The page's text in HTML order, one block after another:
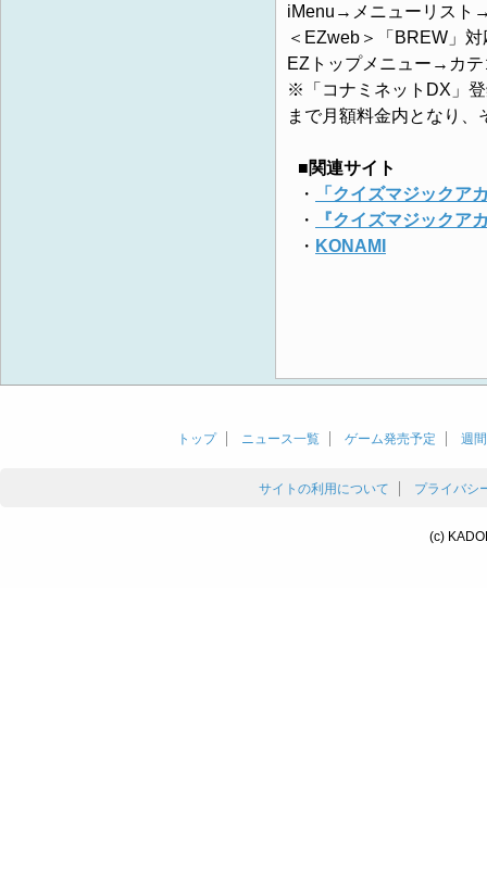
iMenu→メニューリスト
＜EZweb＞「BREW」対
EZトップメニュー→カ
※「コナミネットDX」
まで月額料金内となり
■関連サイト
・
「クイズマジックア
・
『クイズマジックア
・ KONAMI
トップ ニュース一覧 ゲーム発売予定 週
サイトの利用について プライバシ
(c)